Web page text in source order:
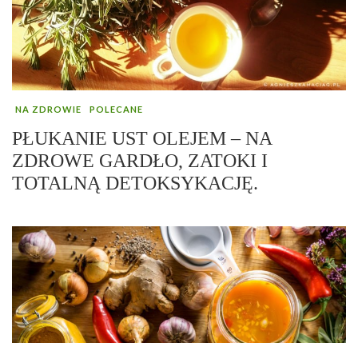
NA ZDROWIE POLECANE
PŁUKANIE UST OLEJEM – NA
ZDROWE GARDŁO, ZATOKI I
TOTALNĄ DETOKSYKACJĘ.